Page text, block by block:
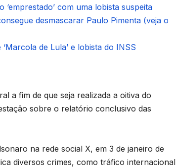
com uma lobista suspeita
desmascarar Paulo Pimenta (veja o
de Lula’ e lobista do INSS
a fim de que seja realizada a oitiva do
sobre o relatório conclusivo das
na rede social X, em 3 de janeiro de
diversos crimes, como tráfico internacional